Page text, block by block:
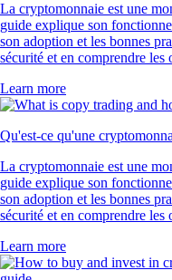
La cryptomonnaie est une
guide explique son
son adoption et les bonnes
sécurité et en comprendre les
Learn more
Qu'est-ce qu'une
La cryptomonnaie est une
guide explique son
son adoption et les bonnes
sécurité et en comprendre les
Learn more